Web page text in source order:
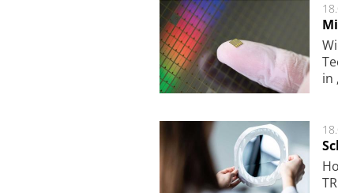
in